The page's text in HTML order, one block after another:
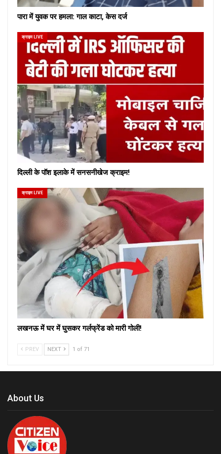
पारा में युवक पर हमला: गाल काटा, केस दर्ज
क्राइम LIVE
दिल्ली के पॉश इलाके में सनसनीखेज क्राइम!
क्राइम LIVE
लखनऊ में घर में घुसकर गर्लफ्रेंड को मारी गोली!
PREV NEXT 1 of 71
About Us